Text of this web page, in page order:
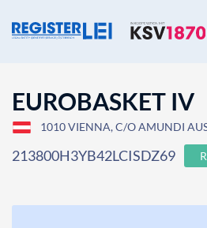
EUROBASKET IV
1010 VIENNA, C/O AMUNDI
213800H3YB42LCISDZ69